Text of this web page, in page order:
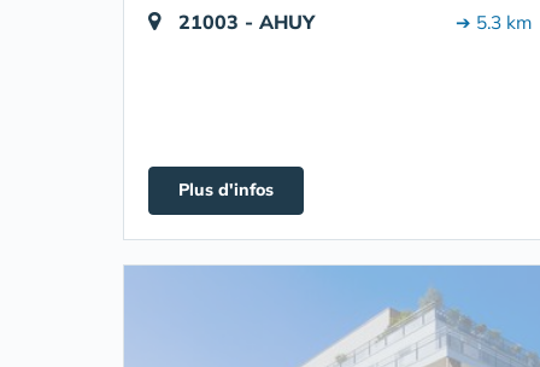
21003 - AHUY ➔ 5.3 km
Plus d'infos